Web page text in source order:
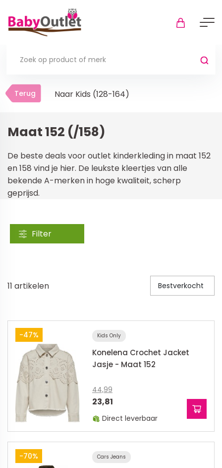
Terug
Boxkleden
Boxmatrassen en hoeslakens
Muziekmobiel
Veiligheid in en om huis
Kinderstoelen
Kinderstoelen
Kindermeubels
Accessoires
Meer
Schommelstoelen en wipstoeltjes
Meer
Terug Naar Kids (128-164)
Maat 152 (/158)
De beste deals voor outlet kinderkleding in maat 152
en 158 vind je hier. De leukste kleertjes van alle
bekende A-merken in hoge kwaliteit, scherp
geprijsd.
Filter
11 artikelen Bestverkocht
-47% Kids Only
Konelena Crochet Jacket
Jasje - Maat 152
44,99
23,81
Direct leverbaar
-70% Cars Jeans